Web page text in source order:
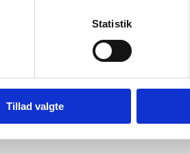
Statistik
Tillad valgte
omgivelserne om dagen og hannens
er god til at tilvænne sig til de
hensyn til dens fødevalg, og kan